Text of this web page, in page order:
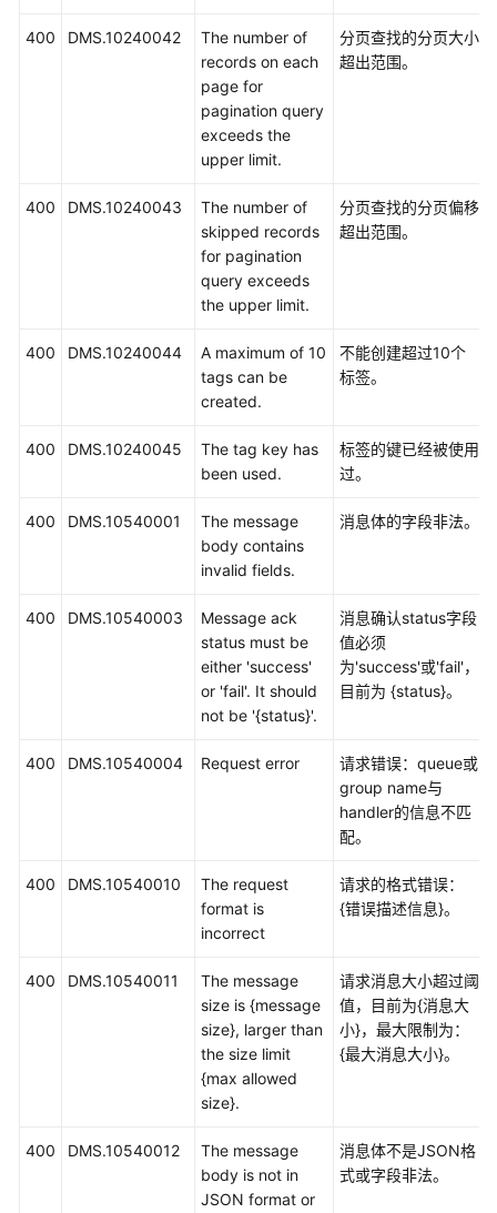
400 DMS.10240042
The number of
records on each
page for
pagination query
exceeds the
upper limit.
分页查找的分页大小
超出范围。
400 DMS.10240043
The number of
skipped records
for pagination
query exceeds
the upper limit.
分页查找的分页偏移
超出范围。
400 DMS.10240044
A maximum of 10
tags can be
created.
不能创建超过10个
标签。
400 DMS.10240045
The tag key has
been used.
标签的键已经被使用
过。
400 DMS.10540001
The message
body contains
invalid fields.
消息体的字段非法。
400 DMS.10540003
Message ack
status must be
either 'success'
or 'fail'. It should
not be '{status}'.
消息确认status字段
值必须
为'success'或'fail'，
目前为 {status}。
400 DMS.10540004 Request error
请求错误：queue或
group name与
handler的信息不匹
配。
400 DMS.10540010
The request
format is
incorrect
请求的格式错误：
{错误描述信息}。
400 DMS.10540011
The message
size is {message
size}, larger than
the size limit
{max allowed
size}.
请求消息大小超过阈
值，目前为{消息大
小}，最大限制为：
{最大消息大小}。
400 DMS.10540012
The message
body is not in
JSON format or
消息体不是JSON格
式或字段非法。